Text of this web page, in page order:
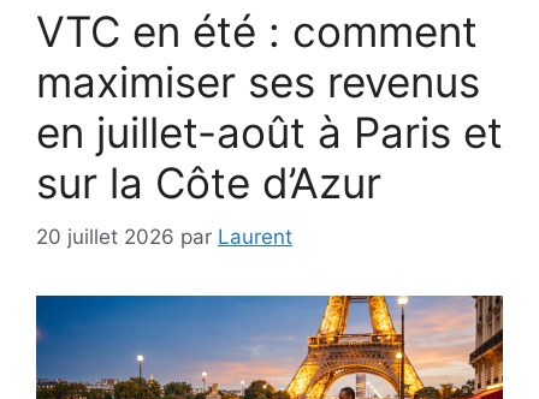
VTC en été : comment
maximiser ses revenus
en juillet-août à Paris et
sur la Côte d’Azur
20 juillet 2026 par Laurent